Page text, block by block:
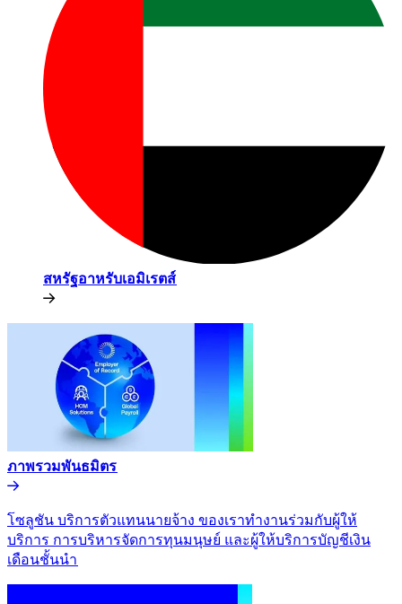
สหรัฐอาหรับเอมิเรตส์​​
ภาพรวมพันธมิตร​​
โซลูชัน บริการตัวแทนนายจ้าง ของเราทำงานร่วมกับผู้ให้
บริการ การบริหารจัดการทุนมนุษย์ และผู้ให้บริการบัญชีเงิน
เดือนชั้นนำ​​